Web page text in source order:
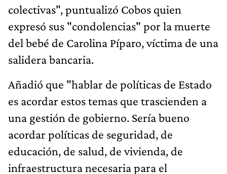
colectivas", puntualizó Cobos quien
expresó sus "condolencias" por la muerte
del bebé de Carolina Píparo, víctima de una
salidera bancaria.
Añadió que "hablar de políticas de Estado
es acordar estos temas que trascienden a
una gestión de gobierno. Sería bueno
acordar políticas de seguridad, de
educación, de salud, de vivienda, de
infraestructura necesaria para el